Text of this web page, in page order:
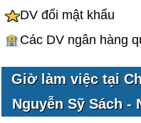
DV đổi mật khẩu
Các DV ngân hàng
Giờ làm việc tại
Nguyễn Sỹ Sách -